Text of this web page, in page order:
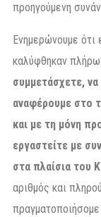
προηγούμενη
Ενημερώνουμε ότι
καλύφθηκαν
συμμετάσχετε,
αναφέρουμε στο
και με τη μόνη
εργαστείτε με
στα πλαίσια του
αριθμός και